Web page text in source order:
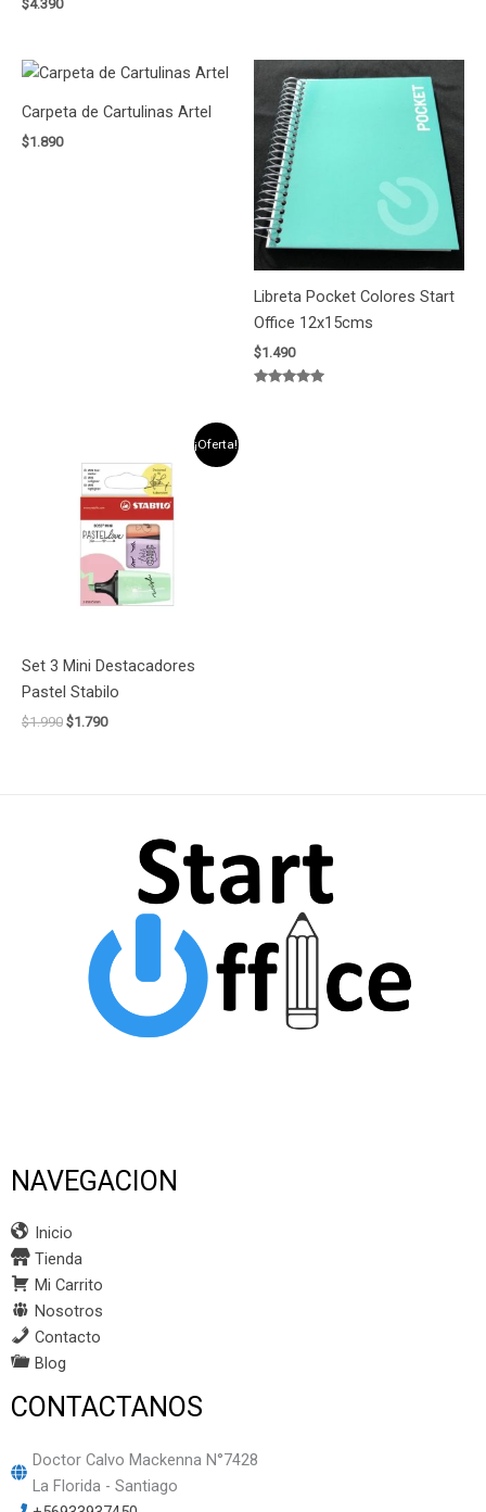
$4.390
Carpeta de Cartulinas Artel
$1.890
Libreta Pocket Colores Start
Office 12x15cms
$1.490
¡Oferta!
Set 3 Mini Destacadores
Pastel Stabilo
$1.990
original
era:
$1.990.
$1.790
actual
es:
$1.790.
NAVEGACION
Inicio
Tienda
Mi Carrito
Nosotros
Contacto
Blog
CONTACTANOS
Doctor Calvo Mackenna N°7428
La Florida - Santiago